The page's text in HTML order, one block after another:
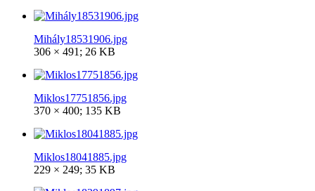
Mihály18531906.jpg
306 × 491; 26 KB
Miklos17751856.jpg
370 × 400; 135 KB
Miklos18041885.jpg
229 × 249; 35 KB